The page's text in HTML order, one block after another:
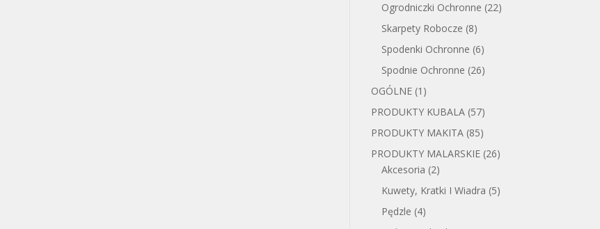
Ogrodniczki Ochronne (22)
Skarpety Robocze (8)
Spodenki Ochronne (6)
Spodnie Ochronne (26)
OGÓLNE (1)
PRODUKTY KUBALA (57)
PRODUKTY MAKITA (85)
PRODUKTY MALARSKIE (26)
Akcesoria (2)
Kuwety, Kratki I Wiadra (5)
Pędzle (4)